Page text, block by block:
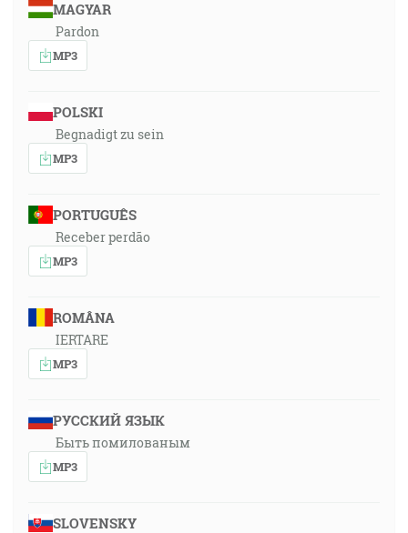
MAGYAR
Pardon
MP3
POLSKI
Begnadigt zu sein
MP3
PORTUGUÊS
Receber perdão
MP3
ROMÂNA
IERTARE
MP3
РУССКИЙ ЯЗЫК
Быть помилованым
MP3
SLOVENSKY